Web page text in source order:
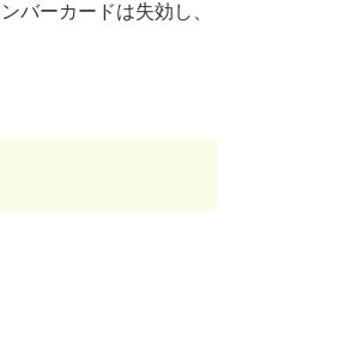
バーカードは失効し、